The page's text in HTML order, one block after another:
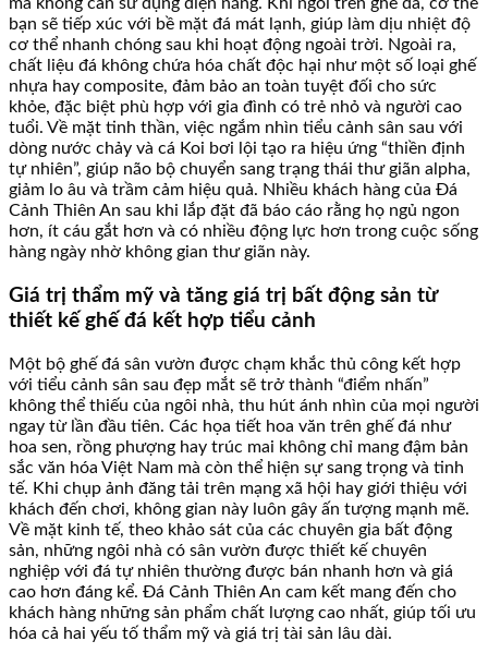
mà không cần sử dụng điện năng. Khi ngồi trên ghế đá, cơ thể
bạn sẽ tiếp xúc với bề mặt đá mát lạnh, giúp làm dịu nhiệt độ
cơ thể nhanh chóng sau khi hoạt động ngoài trời. Ngoài ra,
chất liệu đá không chứa hóa chất độc hại như một số loại ghế
nhựa hay composite, đảm bảo an toàn tuyệt đối cho sức
khỏe, đặc biệt phù hợp với gia đình có trẻ nhỏ và người cao
tuổi. Về mặt tinh thần, việc ngắm nhìn tiểu cảnh sân sau với
dòng nước chảy và cá Koi bơi lội tạo ra hiệu ứng “thiền định
tự nhiên”, giúp não bộ chuyển sang trạng thái thư giãn alpha,
giảm lo âu và trầm cảm hiệu quả. Nhiều khách hàng của Đá
Cảnh Thiên An sau khi lắp đặt đã báo cáo rằng họ ngủ ngon
hơn, ít cáu gắt hơn và có nhiều động lực hơn trong cuộc sống
hàng ngày nhờ không gian thư giãn này.
Giá trị thẩm mỹ và tăng giá trị bất động sản từ
thiết kế ghế đá kết hợp tiểu cảnh
Một bộ ghế đá sân vườn được chạm khắc thủ công kết hợp
với tiểu cảnh sân sau đẹp mắt sẽ trở thành “điểm nhấn”
không thể thiếu của ngôi nhà, thu hút ánh nhìn của mọi người
ngay từ lần đầu tiên. Các họa tiết hoa văn trên ghế đá như
hoa sen, rồng phượng hay trúc mai không chỉ mang đậm bản
sắc văn hóa Việt Nam mà còn thể hiện sự sang trọng và tinh
tế. Khi chụp ảnh đăng tải trên mạng xã hội hay giới thiệu với
khách đến chơi, không gian này luôn gây ấn tượng mạnh mẽ.
Về mặt kinh tế, theo khảo sát của các chuyên gia bất động
sản, những ngôi nhà có sân vườn được thiết kế chuyên
nghiệp với đá tự nhiên thường được bán nhanh hơn và giá
cao hơn đáng kể. Đá Cảnh Thiên An cam kết mang đến cho
khách hàng những sản phẩm chất lượng cao nhất, giúp tối ưu
hóa cả hai yếu tố thẩm mỹ và giá trị tài sản lâu dài.